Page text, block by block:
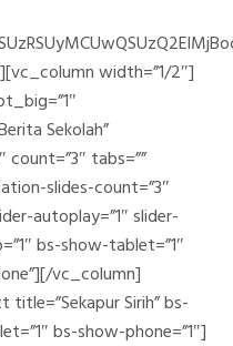
width=”1/2″]
Sekolah”
tabs=””
slides-count=”3″
autoplay=”1″ slider-
bs-show-tablet=”1″
vc_column]
Sirih” bs-
bs-show-phone=”1″]